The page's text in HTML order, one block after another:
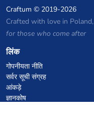
Craftum © 2019-2026
Crafted with love in Poland,
for those who come after
लिंक
गोपनीयता नीति
सर्वर सूची संग्रह
आंकड़े
ज्ञानकोष